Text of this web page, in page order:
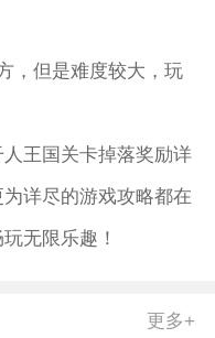
但是难度较大，玩
王国关卡掉落奖励详
详尽的游戏攻略都在
无限乐趣！
更多+